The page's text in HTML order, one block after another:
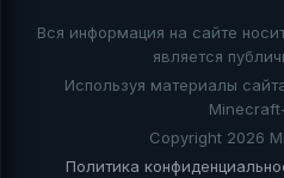
Вся информация на сайте
является
Используя материалы
Copyright 2026
Политика